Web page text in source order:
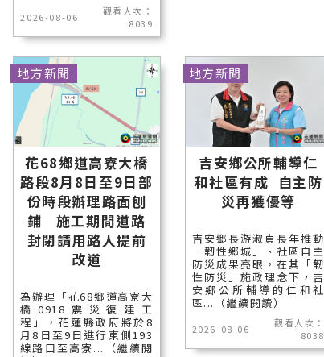
2026-08-06
觀看人次：
8039
花68鄉道高寮大橋
路段8月8日至9日部
份時段辦理路面刨
鋪 施工期間道路
封閉請用路人提前
改道
為辦理「花68鄉道高寮大
橋0918震災復建工
程」，花蓮縣政府將於8
月8日至9日進行東側193
線路口至高寮...（繼續閱
地方新聞
吉安鄉公所輔導仁
和社區有成 自主防
災再獲優等
吉安鄉長游淑貞長年推動
「韌性鄉城」、社區自主
防災成果亮眼，在其「韌
性防災」施政理念下，吉
安鄉公所輔導的仁和社
區...（繼續閱讀）
2026-08-06
觀看人次：
8038
地方新聞